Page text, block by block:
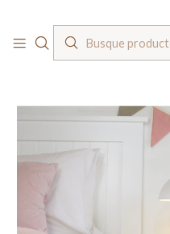
Inicio Muebles Organizadores